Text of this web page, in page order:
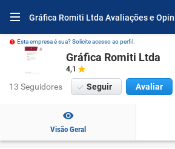
Gráfica Romiti Ltda Avaliações e
Esta empresa é sua? Solicite acesso ao perfil.
Gráfica Romiti Ltda
4,1
13 Seguidores Seguir Avaliar
Visão Geral